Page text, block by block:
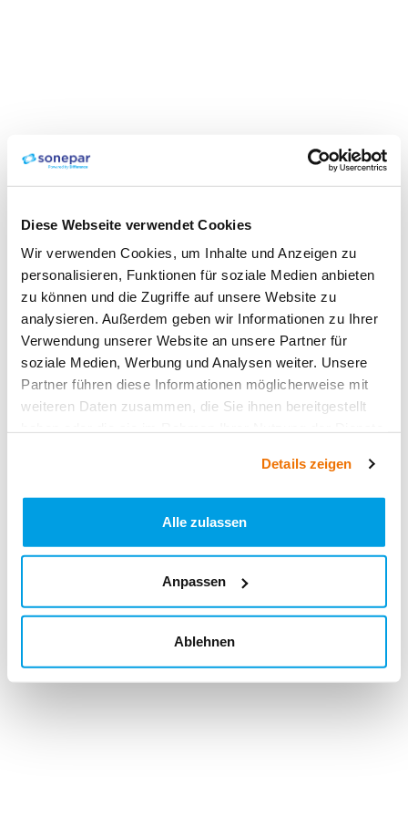
Diese Webseite verwendet Cookies
Wir verwenden Cookies, um Inhalte und Anzeigen zu
personalisieren, Funktionen für soziale Medien anbieten
zu können und die Zugriffe auf unsere Website zu
analysieren. Außerdem geben wir Informationen zu Ihrer
Verwendung unserer Website an unsere Partner für
soziale Medien, Werbung und Analysen weiter. Unsere
Partner führen diese Informationen möglicherweise mit
weiteren Daten zusammen, die Sie ihnen bereitgestellt
Details zeigen
Alle zulassen
Anpassen
Ablehnen